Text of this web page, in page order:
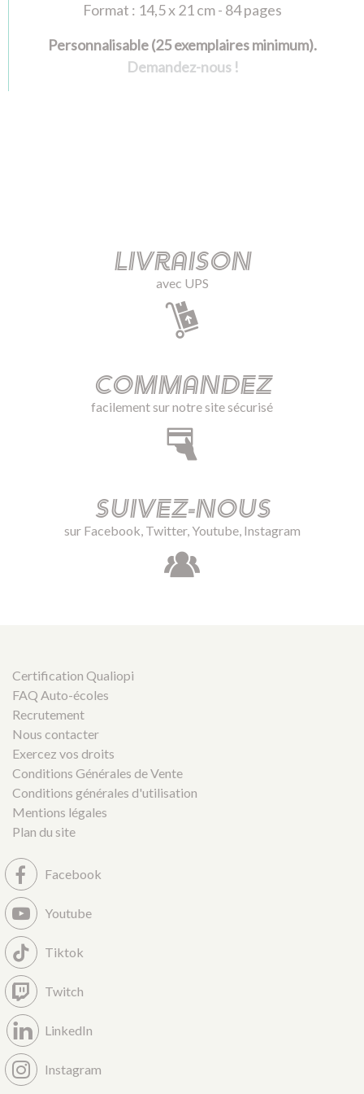
Format : 14,5 x 21 cm - 84 pages
Personnalisable (25 exemplaires minimum).
Demandez-nous !
Livraison
avec UPS
Commandez
facilement sur notre site sécurisé
Suivez-nous
sur Facebook, Twitter, Youtube, Instagram
Certification Qualiopi
FAQ Auto-écoles
Recrutement
Nous contacter
Exercez vos droits
Conditions Générales de Vente
Conditions générales d'utilisation
Mentions légales
Plan du site
Facebook
Youtube
Tiktok
Twitch
LinkedIn
Instagram